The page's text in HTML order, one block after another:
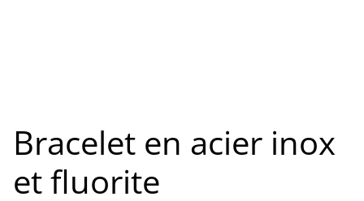
Bracelet en acier inox
et fluorite